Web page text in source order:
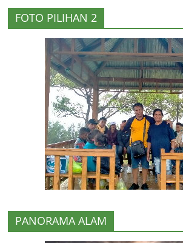
FOTO PILIHAN 2
PANORAMA ALAM